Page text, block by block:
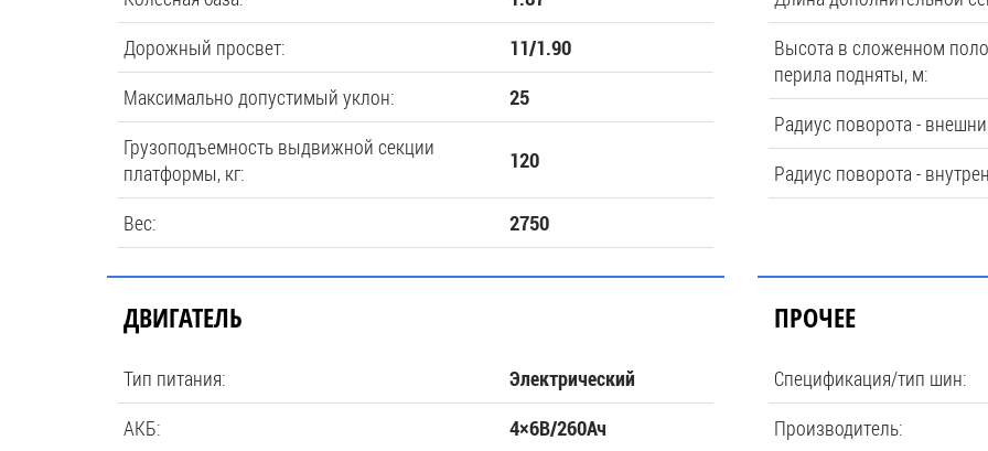
Дорожный просвет: 11/1.90
Максимально допустимый уклон: 25
Грузоподъемность выдвижной секции
платформы, кг:
120
Вес: 2750
Высота в сложенном
перила подняты, м:
Радиус поворота -
Радиус поворота -
ДВИГАТЕЛЬ
Тип питания: Электрический
АКБ: 4×6В/260Ач
ПРОЧЕЕ
Спецификация/тип шин:
Производитель: